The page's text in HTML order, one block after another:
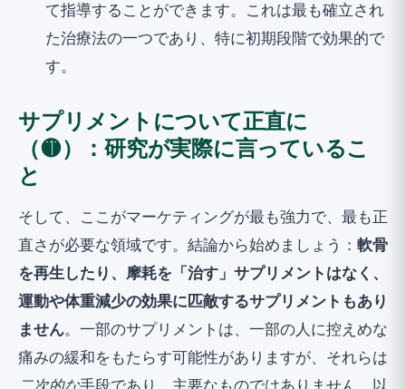
て指導することができます。これは最も確立され
た治療法の一つであり、特に初期段階で効果的で
す。
サプリメントについて正直に
（🟡）：研究が実際に言っているこ
と
そして、ここがマーケティングが最も強力で、最も正
直さが必要な領域です。結論から始めましょう： 軟骨
を再生したり、摩耗を「治す」サプリメントはなく、
運動や体重減少の効果に匹敵するサプリメントもあり
ません。一部のサプリメントは、一部の人に控えめな
痛みの緩和をもたらす可能性がありますが、それらは